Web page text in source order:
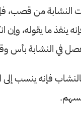
النشابة من قصب،
ينفذ ما يقوله،
في النشابة
فإنه ينسب إلى